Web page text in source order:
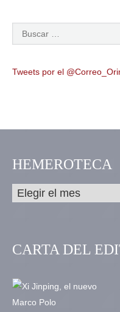
Tweets por el
HEMEROTECA
CARTA DEL